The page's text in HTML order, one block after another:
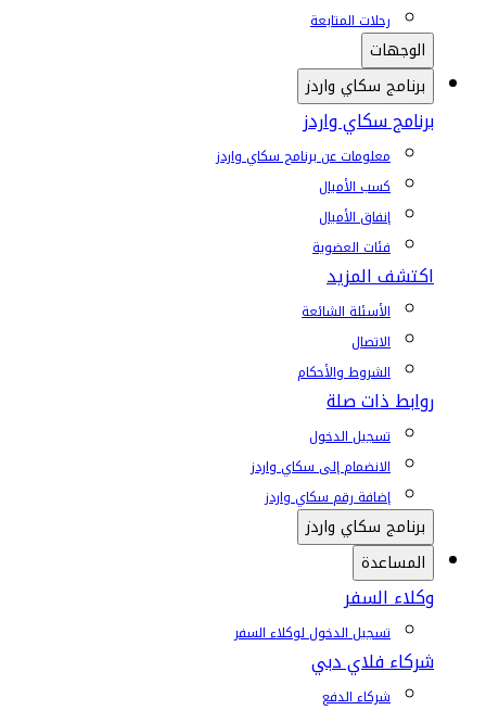
رحلات المتابعة
الوجهات
برنامج سكاي واردز
برنامج سكاي واردز
معلومات عن برنامج سكاي واردز
كسب الأميال
إنفاق الأميال
فئات العضوية
اكتشف المزيد
الأسئلة الشائعة
الاتصال
الشروط والأحكام
روابط ذات صلة
تسجيل الدخول
الانضمام إلى سكاي واردز
إضافة رقم سكاي واردز
برنامج سكاي واردز
المساعدة
وكلاء السفر
تسجيل الدخول لوكلاء السفر
شركاء فلاي دبي
شركاء الدفع